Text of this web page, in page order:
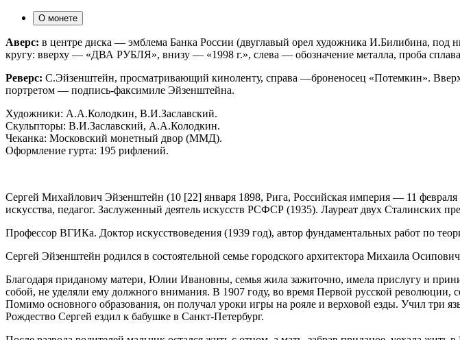
О монете
Аверс: в центре диска — эмблема Банка России (двуглавый орел художника И.Билибина,
кругу: вверху — «ДВА РУБЛЯ», внизу — «1998 г.», слева — обозначение металла, проба
Реверс: С.Эйзенштейн, просматривающий киноленту, справа —броненосец «Потемкин».
портретом — подпись-факсимиле Эйзенштейна.
Художники: А.А.Колодкин, В.И.Заславский.
Скульпторы: В.И.Заславский, А.А.Колодкин.
Чеканка: Московский монетный двор (ММД).
Оформление гурта: 195 рифлений.
Сергей Михайлович Эйзенштейн (10 [22] января 1898, Рига, Российская империя — 11
искусства, педагог. Заслуженный деятель искусств РСФСР (1935). Лауреат двух Сталинских
Профессор ВГИКа. Доктор искусствоведения (1939 год), автор фундаментальных работ по
Сергей Эйзенштейн родился в состоятельной семье городского архитектора Михаила
Благодаря приданому матери, Юлии Ивановны, семья жила зажиточно, имела прислугу и
собой, не уделяли ему должного внимания. В 1907 году, во время Первой русской
Помимо основного образования, он получал уроки игры на рояле и верховой езды. Учил три
Рождество Сергей ездил к бабушке в Санкт-Петербург.